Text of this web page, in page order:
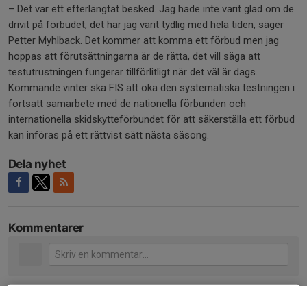
– Det var ett efterlängtat besked. Jag hade inte varit glad om de
drivit på förbudet, det har jag varit tydlig med hela tiden, säger
Petter Myhlback. Det kommer att komma ett förbud men jag
hoppas att förutsättningarna är de rätta, det vill säga att
testutrustningen fungerar tillförlitligt när det väl är dags.
Kommande vinter ska FIS att öka den systematiska testningen i
fortsatt samarbete med de nationella förbunden och
internationella skidskytteförbundet för att säkerställa ett förbud
kan införas på ett rättvist sätt nästa säsong.
Dela nyhet
Kommentarer